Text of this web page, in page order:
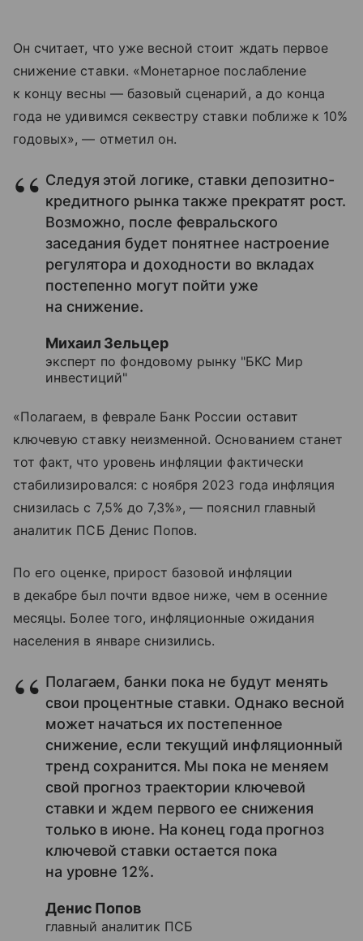
Он считает, что уже весной стоит ждать первое
снижение ставки. «Монетарное послабление
к концу весны — базовый сценарий, а до конца
года не удивимся секвестру ставки поближе к 10%
годовых», — отметил он.
Следуя этой логике, ставки депозитно-
кредитного рынка также прекратят рост.
Возможно, после февральского
заседания будет понятнее настроение
регулятора и доходности во вкладах
постепенно могут пойти уже
на снижение.
Михаил Зельцер
эксперт по фондовому рынку "БКС Мир
инвестиций"
«Полагаем, в феврале Банк России оставит
ключевую ставку неизменной. Основанием станет
тот факт, что уровень инфляции фактически
стабилизировался: с ноября 2023 года инфляция
снизилась с 7,5% до 7,3%», — пояснил главный
аналитик ПСБ Денис Попов.
По его оценке, прирост базовой инфляции
в декабре был почти вдвое ниже, чем в осенние
месяцы. Более того, инфляционные ожидания
населения в январе снизились.
Полагаем, банки пока не будут менять
свои процентные ставки. Однако весной
может начаться их постепенное
снижение, если текущий инфляционный
тренд сохранится. Мы пока не меняем
свой прогноз траектории ключевой
ставки и ждем первого ее снижения
только в июне. На конец года прогноз
ключевой ставки остается пока
на уровне 12%.
Денис Попов
главный аналитик ПСБ